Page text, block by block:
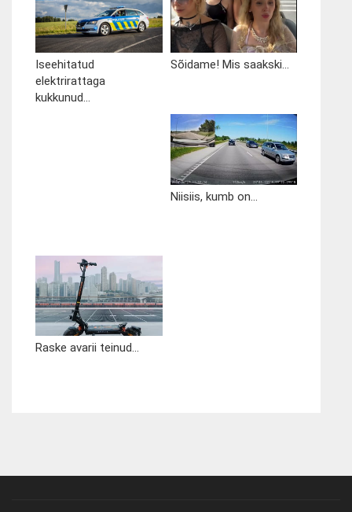
Iseehitatud
elektrirattaga
kukkunud...
Sõidame! Mis saakski...
Niisiis, kumb on...
Raske avarii teinud...